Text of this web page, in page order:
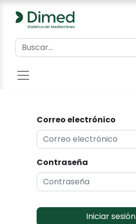
Correo electrónico
Contraseña
Iniciar sesión